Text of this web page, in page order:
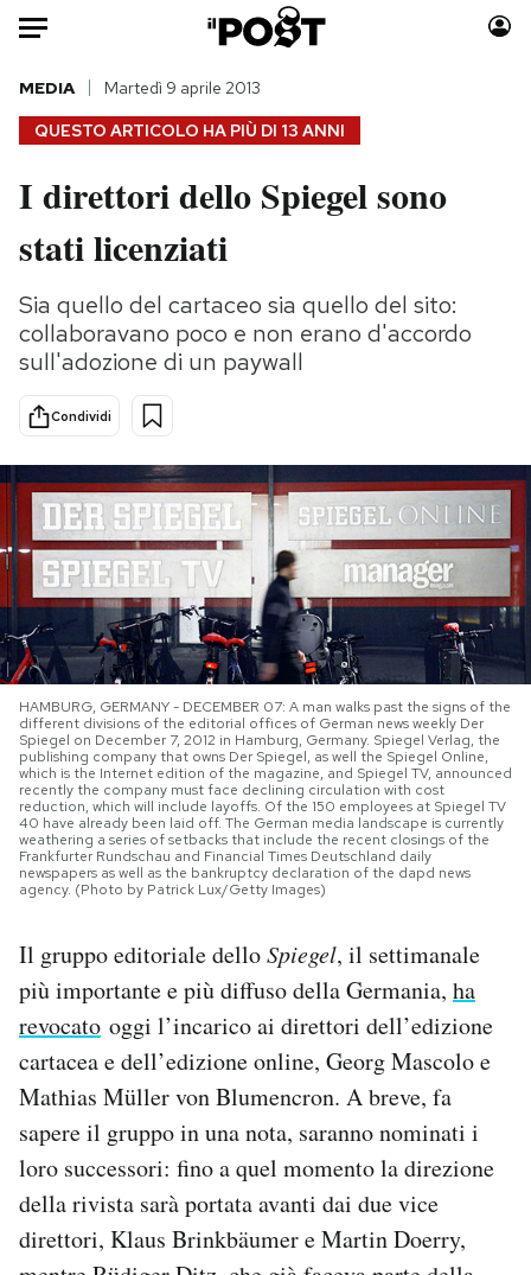
HOME
Italia
Politica
Tecnologia
Internet
Scienza
Cultura
Economia
Moda
Storie/Idee
Ok Boomer!
Media
Mondiali calcio 2026
PODCAST
NEWSLETTER
I MIEI PREFERITI
SHOP
CALENDARIO
AREA PERSONALE
Area Personale
Newsletter
Regala il Post
Hai bisogno di aiuto?
Esci
QUESTO ARTICOLO HA PIÙ DI 13 ANNI
MEDIA Martedì 9 aprile 2013
I direttori dello Spiegel sono
stati licenziati
Sia quello del cartaceo sia quello del sito:
collaboravano poco e non erano d'accordo
sull'adozione di un paywall
Condividi
HAMBURG, GERMANY - DECEMBER 07: A man walks past the signs of the
different divisions of the editorial offices of German news weekly Der
Spiegel on December 7, 2012 in Hamburg, Germany. Spiegel Verlag, the
publishing company that owns Der Spiegel, as well the Spiegel Online,
which is the Internet edition of the magazine, and Spiegel TV, announced
recently the company must face declining circulation with cost
reduction, which will include layoffs. Of the 150 employees at Spiegel TV
40 have already been laid off. The German media landscape is currently
weathering a series of setbacks that include the recent closings of the
Frankfurter Rundschau and Financial Times Deutschland daily
newspapers as well as the bankruptcy declaration of the dapd news
agency. (Photo by Patrick Lux/Getty Images)
Il gruppo editoriale delloSpiegel, il settimanale
più importante e più diffuso della Germania, ha
revocato oggi l’incarico ai direttori dell’edizione
cartacea e dell’edizione online, Georg Mascolo e
Mathias Müller von Blumencron. A breve, fa
sapere il gruppo in una nota, saranno nominati i
loro successori: fino a quel momento la direzione
della rivista sarà portata avanti dai due vice
direttori, Klaus Brinkbäumer e Martin Doerry,